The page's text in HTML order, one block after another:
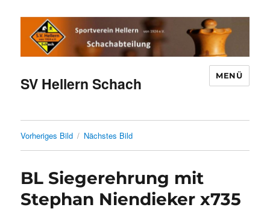
SV Hellern Schach MENÜ
Vorheriges Bild Nächstes Bild
BL Siegerehrung mit
Stephan Niendieker x735